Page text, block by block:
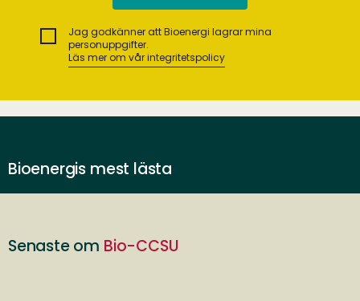
Jag godkänner att Bioenergi lagrar mina
personuppgifter.
Läs mer om vår integritetspolicy
Bioenergis mest lästa
Senaste om Bio-CCSU